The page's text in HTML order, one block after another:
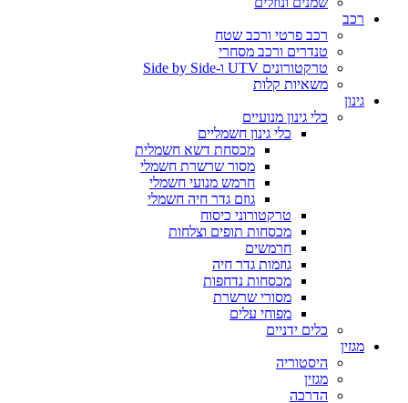
רכב
רכב פרטי ורכב שטח
טנדרים ורכב מסחרי
טרקטורונים UTV ו-Side by Side
משאיות קלות
גינון
כלי גינון מנועיים
כלי גינון חשמליים
מכסחת דשא חשמלית
מסור שרשרת חשמלי
חרמש מנועי חשמלי
גוזם גדר חיה חשמלי
טרקטורוני כיסוח
מכסחות תופים וצלחות
חרמשים
גוזמות גדר חיה
מכסחות נדחפות
מסורי שרשרת
מפוחי עלים
כלים ידניים
מגזין
היסטוריה
מגזין
הדרכה